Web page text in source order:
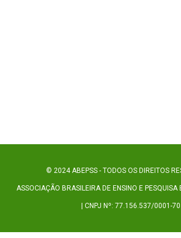
© 2024 ABEPSS - TODOS OS DIREITOS
ASSOCIAÇÃO BRASILEIRA DE ENSINO E PESQUISA
| CNPJ Nº: 77.156.537/0001-70